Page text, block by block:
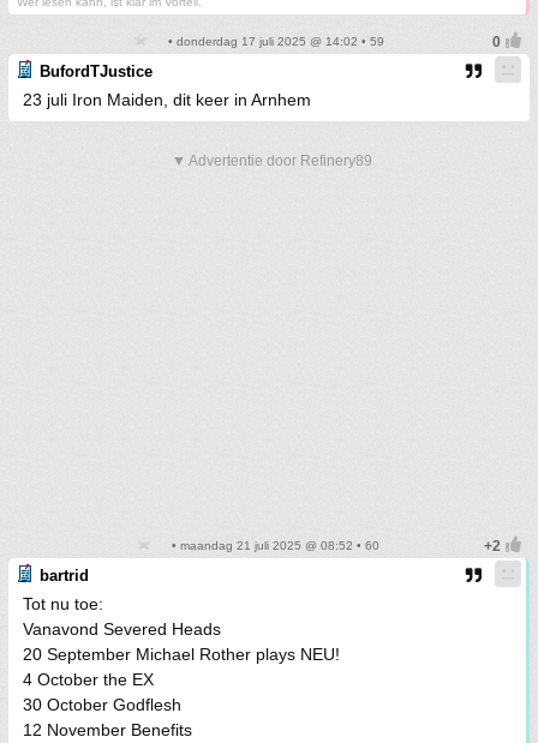
• donderdag 17 juli 2025 @ 14:02 • 59
BufordTJustice
23 juli Iron Maiden, dit keer in Arnhem
▼ Advertentie door Refinery89
• maandag 21 juli 2025 @ 08:52 • 60
bartrid
Tot nu toe:
Vanavond Severed Heads
20 September Michael Rother plays NEU!
4 October the EX
30 October Godflesh
12 November Benefits